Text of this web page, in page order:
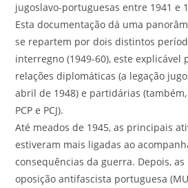
jugoslavo-portuguesas entre 1941 e
Esta documentação dá uma
se repartem por dois distintos
interregno (1949-60), este explicável
relações diplomáticas (a legação
abril de 1948) e partidárias
PCP e PCJ).
Até meados de 1945, as principais
estiveram mais ligadas ao
consequências da guerra. Depois, as
oposição antifascista portuguesa